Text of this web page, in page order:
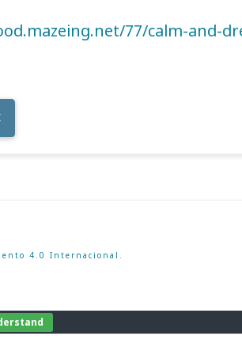
77/calm-and-
4.0 Internacional .